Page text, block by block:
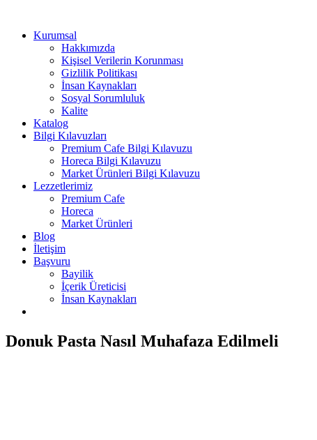
Kurumsal
Hakkımızda
Kişisel Verilerin Korunması
Gizlilik Politikası
İnsan Kaynakları
Sosyal Sorumluluk
Kalite
Katalog
Bilgi Kılavuzları
Premium Cafe Bilgi Kılavuzu
Horeca Bilgi Kılavuzu
Market Ürünleri Bilgi Kılavuzu
Lezzetlerimiz
Premium Cafe
Horeca
Market Ürünleri
Blog
İletişim
Başvuru
Bayilik
İçerik Üreticisi
İnsan Kaynakları
Donuk Pasta Nasıl Muhafaza Edilmeli